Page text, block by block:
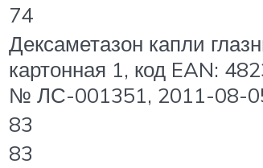
74
Дексаметазон капли
картонная 1, код EAN:
№ ЛС-001351, 2011-08-
83
83